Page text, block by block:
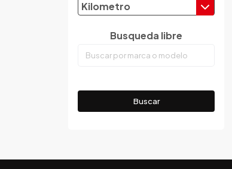
Emgrand
Gac
Kilometro
Busqueda libre
Buscar